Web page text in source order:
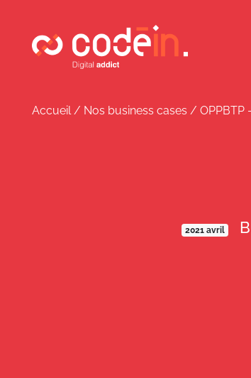
Accueil/ Nos business cases / OPPBTP
2021 avril